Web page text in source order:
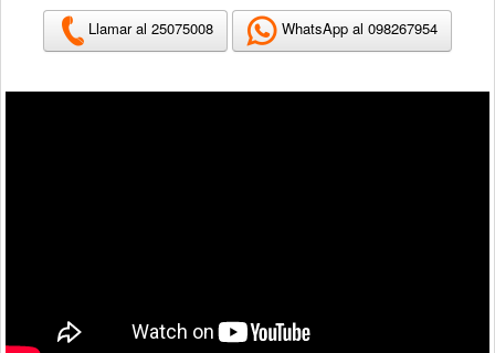
Llamar al 25075008 WhatsApp al 098267954